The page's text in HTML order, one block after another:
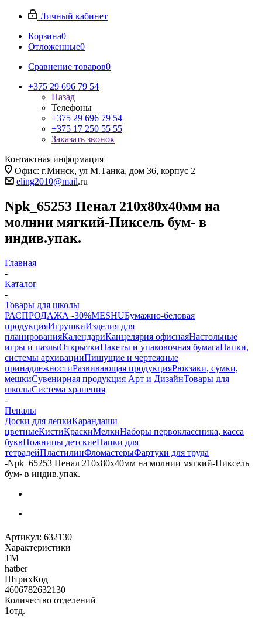
Личный кабинет
Корзина0
Отложенные0
Сравнение товаров0
+375 29 696 79 54
Назад
Телефоны
+375 29 696 79 54
+375 17 250 55 55
Заказать звонок
Контактная информация
Офис: г.Минск, ул М.Танка, дом 36, корпус 2
eling2010@mail.ru
Npk_65253 Пенал 210х80х40мм на
молнии мягкий-Пиксель бум- в
индив.упак.
Главная
-
Каталог
-
Товары для школы
РАСПРОДАЖА -30%MESHUБумажно-беловая
продукцияИгрушкиИзделия для
планированияКалендариКанцелярия офиснаяНастольные
игры и пазлыОткрыткиПакеты и упаковочная бумагаПапки,
системы архивацииПишущие и чертежные
принадлежностиРазвивающая продукцияРюкзаки, сумки,
мешкиСувенирная продукция Арт и ДизайнТовары для
школыСистема хранения
-
Пеналы
Доски для лепкиКарандаши
цветныеКистиКраскиМелкиНаборы первоклассника, касса
буквНожницы детскиеПапки для
тетрадейПластилинФломастерыФартуки для труда
-Npk_65253 Пенал 210х80х40мм на молнии мягкий-Пиксель
бум- в индив.упак.
Артикул: 632130
Характеристики
ТМ
hatber
ШтрихКод
4606782632130
Количество отделений
1отд.